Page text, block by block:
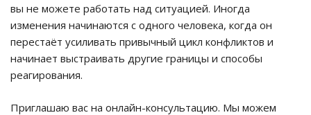
вы не можете работать над ситуацией. Иногда
изменения начинаются с одного человека, когда он
перестаёт усиливать привычный цикл конфликтов и
начинает выстраивать другие границы и способы
реагирования.
Приглашаю вас на онлайн-консультацию. Мы можем